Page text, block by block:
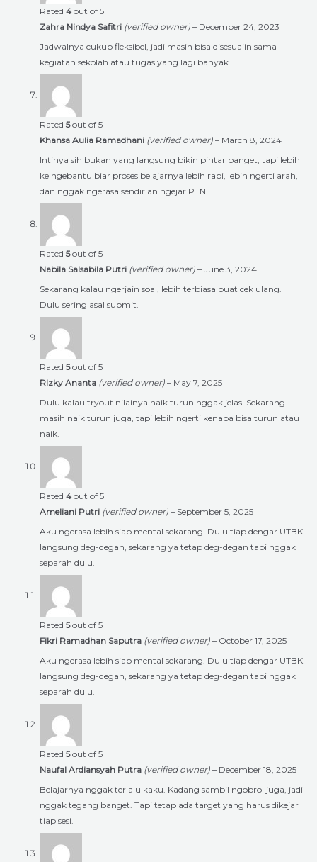
Rated 4 out of 5
Zahra Nindya Safitri (verified owner) – December 24, 2023
Jadwalnya cukup fleksibel, jadi masih bisa disesuaiin sama
kegiatan sekolah atau tugas yang lagi banyak.
Rated 5out of 5
Khansa Aulia Ramadhani (verified owner) – March 8, 2024
Intinya sih bukan yang langsung bikin pintar banget, tapi lebih
ke ngebantu biar proses belajarnya lebih rapi, lebih ngerti arah,
dan nggak ngerasa sendirian ngejar PTN.
Rated 5out of 5
Nabila Salsabila Putri (verified owner) – June 3, 2024
Sekarang kalau ngerjain soal, lebih terbiasa buat cek ulang.
Dulu sering asal submit.
Rated 5out of 5
Rizky Ananta (verified owner) – May 7, 2025
Dulu kalau tryout nilainya naik turun nggak jelas. Sekarang
masih naik turun juga, tapi lebih ngerti kenapa bisa turun atau
naik.
Rated 4 out of 5
Ameliani Putri (verified owner) – September 5, 2025
Aku ngerasa lebih siap mental sekarang. Dulu tiap dengar UTBK
langsung deg-degan, sekarang ya tetap deg-degan tapi nggak
separah dulu.
Rated 5out of 5
Fikri Ramadhan Saputra (verified owner) – October 17, 2025
Aku ngerasa lebih siap mental sekarang. Dulu tiap dengar UTBK
langsung deg-degan, sekarang ya tetap deg-degan tapi nggak
separah dulu.
Rated 5out of 5
Naufal Ardiansyah Putra (verified owner) – December 18, 2025
Belajarnya nggak terlalu kaku. Kadang sambil ngobrol juga, jadi
nggak tegang banget. Tapi tetap ada target yang harus dikejar
tiap sesi.